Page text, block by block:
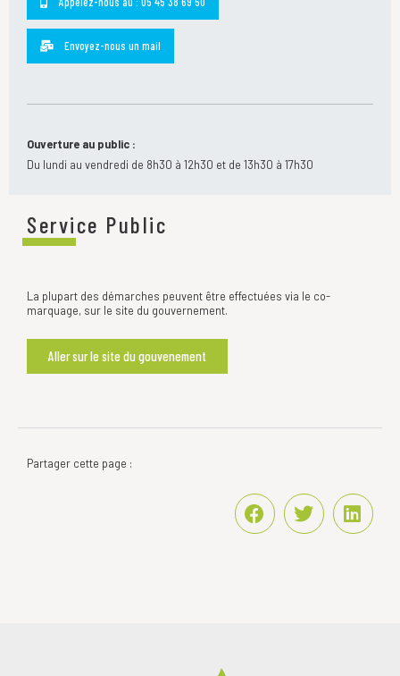
Service Public
La plupart des démarches peuvent être effectuées via le co-
marquage, sur le site du gouvernement.
Aller sur le site du gouvenement
Envoyez-nous un mail
Ouverture au public :
Du lundi au vendredi de 8h30 à 12h30 et de 13h30 à 17h30
Partager cette page :